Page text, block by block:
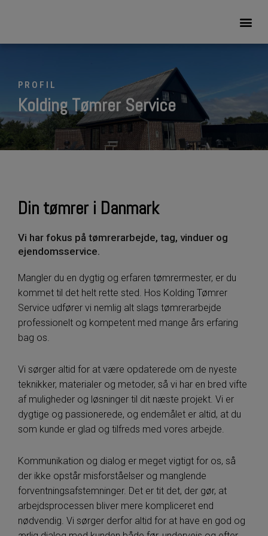
PROFIL
Kolding Tømrer Service
Din tømrer i Danmark
Vi har fokus på tømrerarbejde, tag, vinduer og
ejendomsservice.
Mangler du en dygtig og erfaren tømrermester, er du
kommet til det helt rette sted. Hos Kolding Tømrer
Service udfører vi nemlig alt slags tømrerarbejde
professionelt og kompetent med mange års erfaring
bag os.
Vi sørger altid for at være opdaterede om de nyeste
teknikker, materialer og metoder, så vi har en bred vifte
af muligheder og løsninger til dit næste projekt. Vi er
dygtige og passionerede, og endemålet er altid, at du
som kunde er glad og tilfreds med vores arbejde.
Kommunikation og dialog er meget vigtigt for os, så
der ikke opstår misforståelser og manglende
forventningsafstemninger. Det er tit det, der gør, at
arbejdsprocessen bliver mere kompliceret end
nødvendig. Vi sørger derfor altid for at have en god og